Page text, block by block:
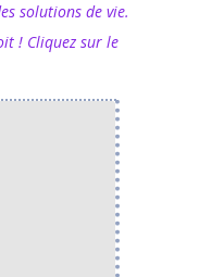
solutions de vie.
! Cliquez sur le